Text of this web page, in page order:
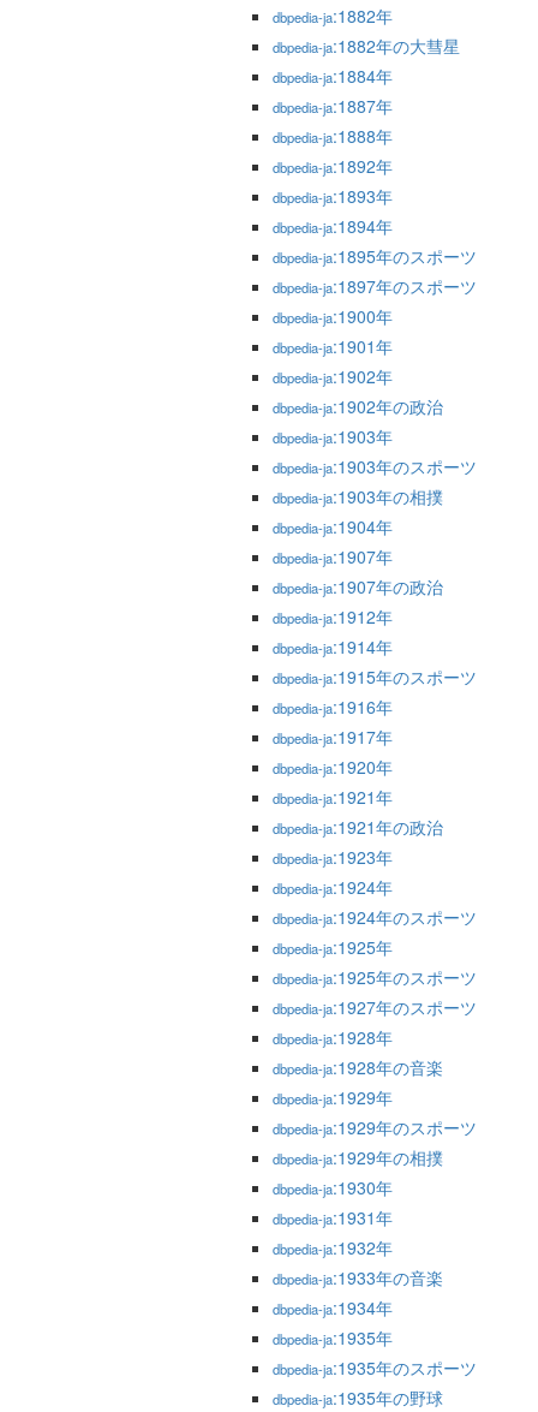
dbpedia-ja:1882年
dbpedia-ja:1882年の大彗星
dbpedia-ja:1884年
dbpedia-ja:1887年
dbpedia-ja:1888年
dbpedia-ja:1892年
dbpedia-ja:1893年
dbpedia-ja:1894年
dbpedia-ja:1895年のスポーツ
dbpedia-ja:1897年のスポーツ
dbpedia-ja:1900年
dbpedia-ja:1901年
dbpedia-ja:1902年
dbpedia-ja:1902年の政治
dbpedia-ja:1903年
dbpedia-ja:1903年のスポーツ
dbpedia-ja:1903年の相撲
dbpedia-ja:1904年
dbpedia-ja:1907年
dbpedia-ja:1907年の政治
dbpedia-ja:1912年
dbpedia-ja:1914年
dbpedia-ja:1915年のスポーツ
dbpedia-ja:1916年
dbpedia-ja:1917年
dbpedia-ja:1920年
dbpedia-ja:1921年
dbpedia-ja:1921年の政治
dbpedia-ja:1923年
dbpedia-ja:1924年
dbpedia-ja:1924年のスポーツ
dbpedia-ja:1925年
dbpedia-ja:1925年のスポーツ
dbpedia-ja:1927年のスポーツ
dbpedia-ja:1928年
dbpedia-ja:1928年の音楽
dbpedia-ja:1929年
dbpedia-ja:1929年のスポーツ
dbpedia-ja:1929年の相撲
dbpedia-ja:1930年
dbpedia-ja:1931年
dbpedia-ja:1932年
dbpedia-ja:1933年の音楽
dbpedia-ja:1934年
dbpedia-ja:1935年
dbpedia-ja:1935年のスポーツ
dbpedia-ja:1935年の野球